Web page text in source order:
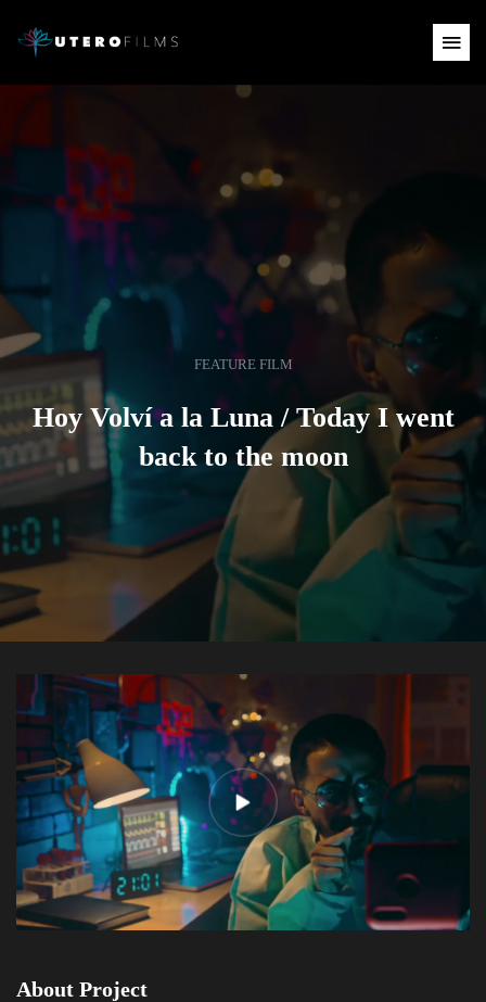
FEATURE FILM
Hoy Volví a la Luna / Today I went
back to the moon
About Project